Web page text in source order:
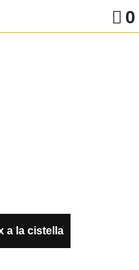
0
a la cistella